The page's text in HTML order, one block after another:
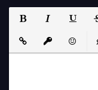
Insert Link
Insert